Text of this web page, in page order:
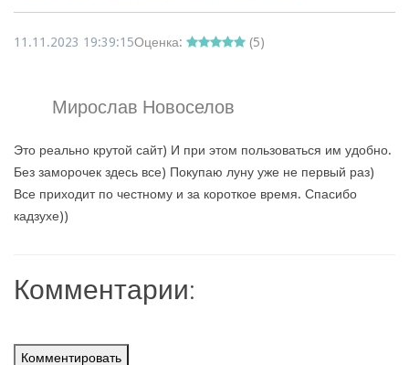
11.11.2023 19:39:15Оценка: (5)
Мирослав Новоселов
Это реально крутой сайт) И при этом пользоваться им удобно.
Без заморочек здесь все) Покупаю луну уже не первый раз)
Все приходит по честному и за короткое время. Спасибо
кадзухе))
Комментарии:
Комментировать